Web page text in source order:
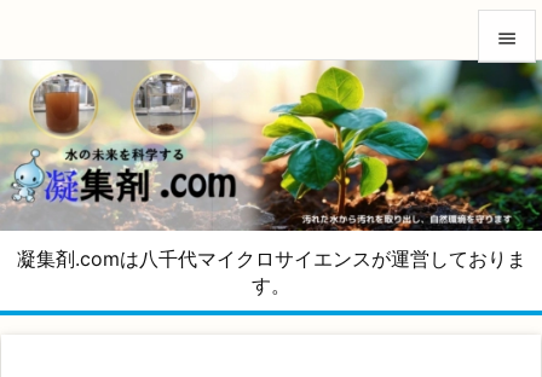
凝集剤.comは八千代マイクロサイエンスが運営しておりま
す。


メニュ

サイド

次へ